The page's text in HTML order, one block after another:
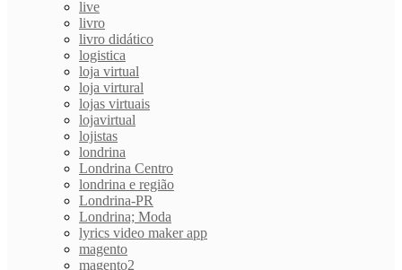
live
livro
livro didático
logistica
loja virtual
loja virtural
lojas virtuais
lojavirtual
lojistas
londrina
Londrina Centro
londrina e região
Londrina-PR
Londrina; Moda
lyrics video maker app
magento
magento2